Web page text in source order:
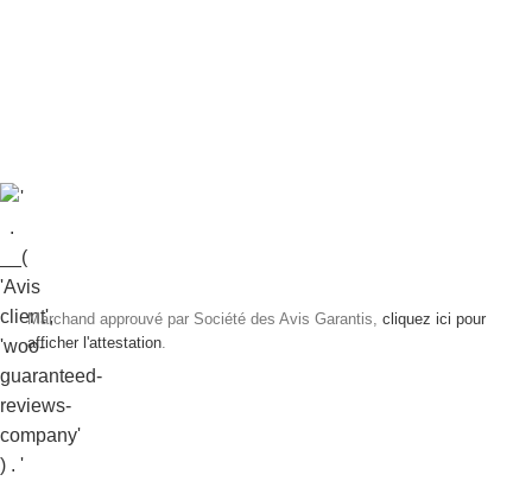
Marchand approuvé par Société des Avis Garantis, cliquez ici pour
afficher l'attestation.